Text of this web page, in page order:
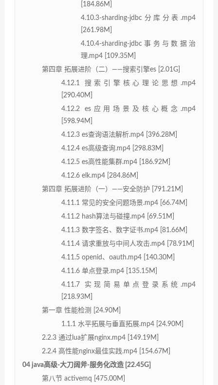
[184.86M]
4.10.3-sharding-jdbc分库分表.mp4
[261.98M]
4.10.4-sharding-jdbc事务与数据治
理.mp4 [109.35M]
第四章 拓展进阶（二）——搜索引擎es [2.01G]
4.12.1 搜索引擎核心理论思想.mp4
[290.40M]
4.12.2 es应用场景及核心概念.mp4
[598.94M]
4.12.3 es查询语法解析.mp4 [396.28M]
4.12.4 es高级查询.mp4 [298.83M]
4.12.5 es高性能集群.mp4 [186.92M]
4.12.6 elk.mp4 [284.86M]
第四章 拓展进阶（一）——安全防护 [791.21M]
4.11.1 常见的安全问题场景.mp4 [66.74M]
4.11.2 hash算法与碰撞.mp4 [69.51M]
4.11.3 数字签名、数字证书.mp4 [81.66M]
4.11.4 请求重放与中间人攻击.mp4 [78.91M]
4.11.5 openid、oauth.mp4 [140.30M]
4.11.6 单点登录.mp4 [135.15M]
4.11.7 实现简易单点登录系统.mp4
[218.93M]
第一章 性能检测 [24.90M]
1.1.1 水平拓展与垂直拓展.mp4 [24.90M]
2.2.3 通过lua扩展nginx.mp4 [149.19M]
2.2.4 高性能nginx最佳实践.mp4 [154.67M]
04 java高级-大刀阔斧-服务化改造 [22.45G]
第八节 activemq [475.00M]